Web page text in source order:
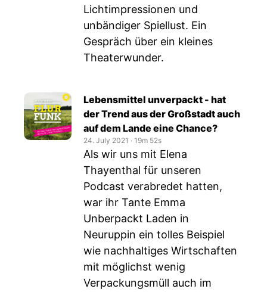
Lichtimpressionen und
unbändiger Spiellust. Ein
Gespräch über ein kleines
Theaterwunder.
Lebensmittel unverpackt - hat
der Trend aus der Großstadt auch
auf dem Lande eine Chance?
24. July 2021 ‧ 19m 52s
Als wir uns mit Elena
Thayenthal für unseren
Podcast verabredet hatten,
war ihr Tante Emma
Unberpackt Laden in
Neuruppin ein tolles Beispiel
wie nachhaltiges Wirtschaften
mit möglichst wenig
Verpackungsmüll auch im